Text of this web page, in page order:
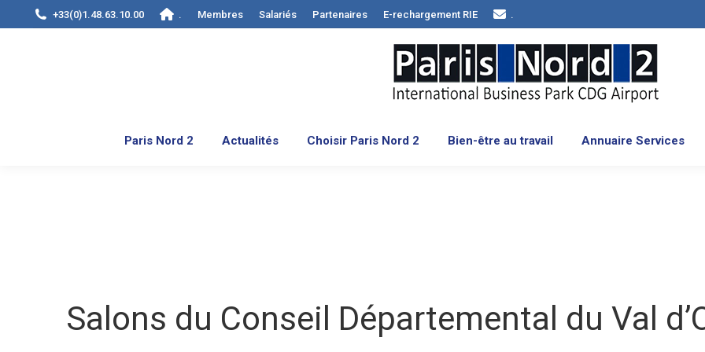
+33(0)1.48.63.10.00 Membres Salariés Partenaires E-rechargement RIE
Paris Nord 2 Actualités Choisir Paris Nord 2 Bien-être au travail Annuaire Services
Salons du Conseil Départemental du Val
Paris Nord 2 Actualités Choisir Paris Nord 2 Bien-être au travail